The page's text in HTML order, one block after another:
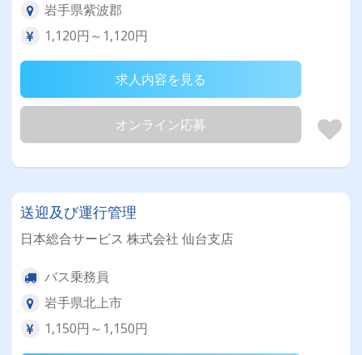
岩手県紫波郡
1,120円～1,120円
求人内容を見る
オンライン応募
送迎及び運行管理
日本総合サービス 株式会社 仙台支店
バス乗務員
岩手県北上市
1,150円～1,150円